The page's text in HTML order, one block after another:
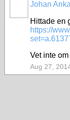
Johan
Hittade en
https://
Vet inte
Aug 27,